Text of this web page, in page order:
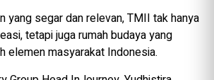
yang segar dan relevan, TMII tak hanya
tetapi juga rumah budaya yang
elemen masyarakat Indonesia.